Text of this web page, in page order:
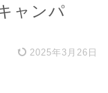
ャンパ
2025年3月26日